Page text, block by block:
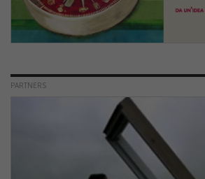
PARTNERS